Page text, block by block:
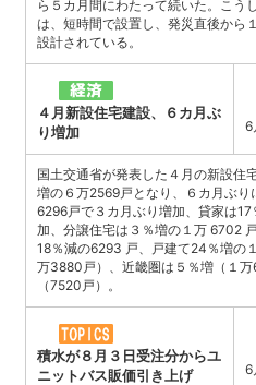
ら５カ月間にわたって続いた。こう
は、短時間で設置し、発災直後から
設計されている。
４月新設住宅建設、６カ月ぶ
り増加
6
国土交通省が発表した４月の新設住
増の６万2569戸となり、６カ月ぶ
6296戸で３カ月ぶり増加、貸家は
加、分譲住宅は３％増の１万 6702
18％減の6293 戸、戸建て24％増の
万3880戸）、近畿圏は５％増（１
（7520戸）。
積水が８月３日受注分からユ
ニットバス販価引き上げ
6